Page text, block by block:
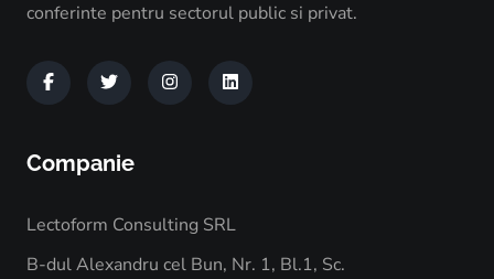
conferinte pentru sectorul public si privat.
Companie
Lectoform Consulting SRL
B-dul Alexandru cel Bun, Nr. 1, Bl.1, Sc.